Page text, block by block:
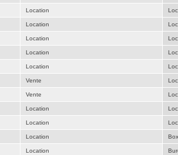
Location
Location
Location
Location
Location
Vente
Vente
Location
Location
Location Box
Location